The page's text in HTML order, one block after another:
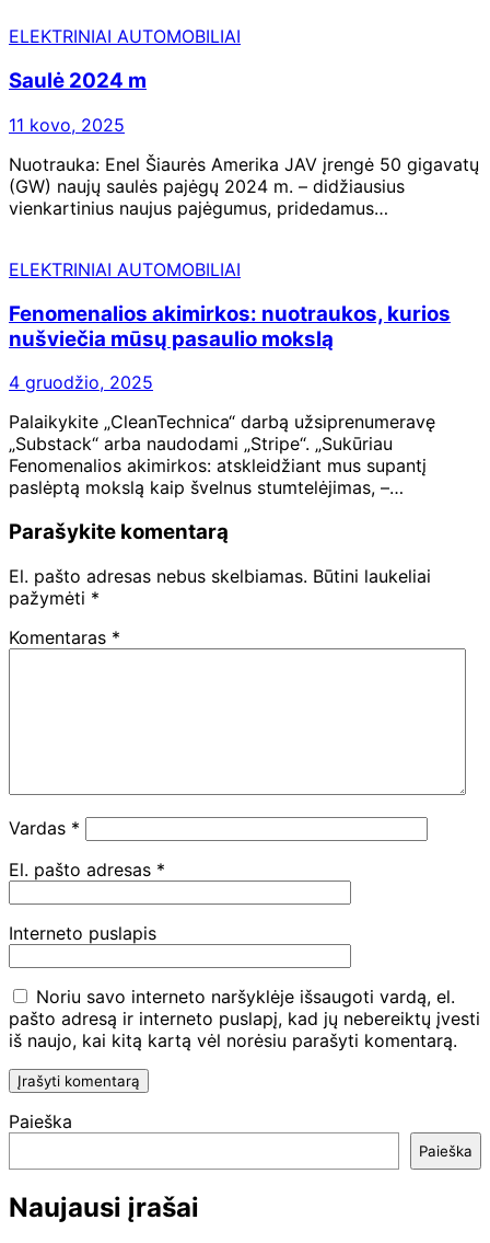
ELEKTRINIAI AUTOMOBILIAI
Saulė 2024 m
11 kovo, 2025
Nuotrauka: Enel Šiaurės Amerika JAV įrengė 50 gigavatų
(GW) naujų saulės pajėgų 2024 m. – didžiausius
vienkartinius naujus pajėgumus, pridedamus…
ELEKTRINIAI AUTOMOBILIAI
Fenomenalios akimirkos: nuotraukos, kurios
nušviečia mūsų pasaulio mokslą
4 gruodžio, 2025
Palaikykite „CleanTechnica“ darbą užsiprenumeravę
„Substack“ arba naudodami „Stripe“. „Sukūriau
Fenomenalios akimirkos: atskleidžiant mus supantį
paslėptą mokslą kaip švelnus stumtelėjimas, –…
Parašykite komentarą
El. pašto adresas nebus skelbiamas. Būtini laukeliai
pažymėti *
Komentaras *
Vardas *
El. pašto adresas *
Interneto puslapis
Noriu savo interneto naršyklėje išsaugoti vardą, el.
pašto adresą ir interneto puslapį, kad jų nebereiktų įvesti
iš naujo, kai kitą kartą vėl norėsiu parašyti komentarą.
Paieška
Paieška
Naujausi įrašai